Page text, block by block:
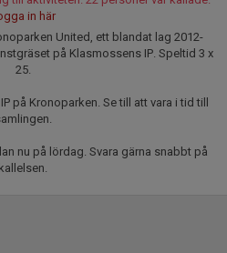
in här
United, ett blandat lag 2012-
på Klasmossens IP. Speltid 3 x
25.
på Kronoparken. Se till att vara i tid till
nu på lördag. Svara gärna snabbt på
kallelsen.